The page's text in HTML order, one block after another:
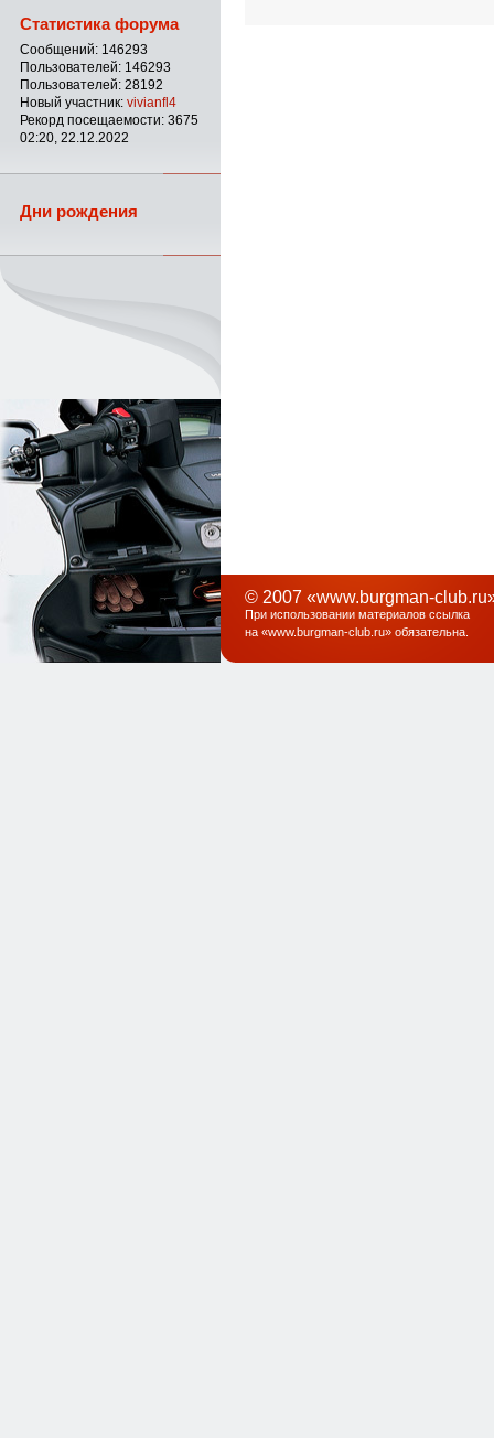
Статистика форума
Сообщений: 146293
Пользователей: 146293
Пользователей: 28192
Новый участник: vivianfl4
Рекорд посещаемости: 3675
02:20, 22.12.2022
Дни рождения
© 2007 «www.burgman-
При использовании материалов ссылка
на «www.burgman-club.ru» обязательна